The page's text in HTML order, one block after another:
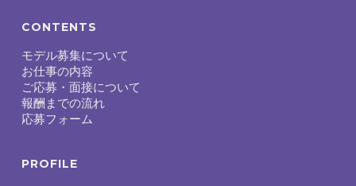
CONTENTS
モデル募集について
お仕事の内容
ご応募・面接について
報酬までの流れ
応募フォーム
PROFILE